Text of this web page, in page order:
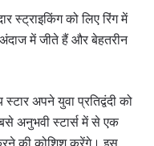
स्ट्राइकिंग को लिए रिंग में
में जीते हैं और बेहतरीन
अपने युवा प्रतिद्वंदी को
अनुभवी स्टार्स में से एक